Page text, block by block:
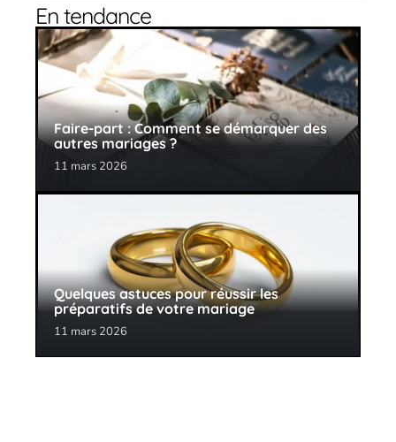
En tendance
Faire-part : Comment se démarquer des
autres mariages ?
11 mars 2026
Quelques astuces pour réussir les
préparatifs de votre mariage
11 mars 2026